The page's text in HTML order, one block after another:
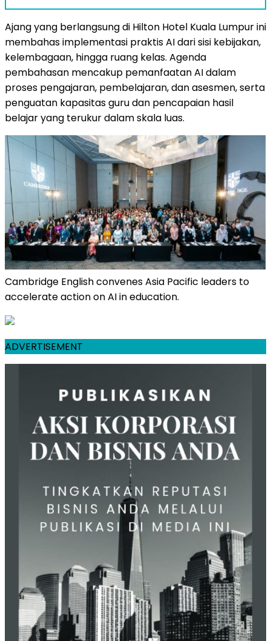
Ajang yang berlangsung di Hilton Hotel Kuala Lumpur ini
membahas implementasi praktis AI dari sisi kebijakan,
kelembagaan, hingga ruang kelas. Agenda
pembahasan mencakup pemanfaatan AI dalam
proses pengajaran, pembelajaran, dan asesmen, serta
penguatan kapasitas guru dan pencapaian hasil
belajar yang terukur dalam skala luas.
Cambridge English convenes Asia Pacific leaders to
accelerate action on AI in education.
ADVERTISEMENT